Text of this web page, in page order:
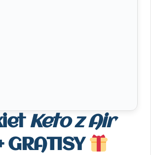
Keto z Air
GRATISY